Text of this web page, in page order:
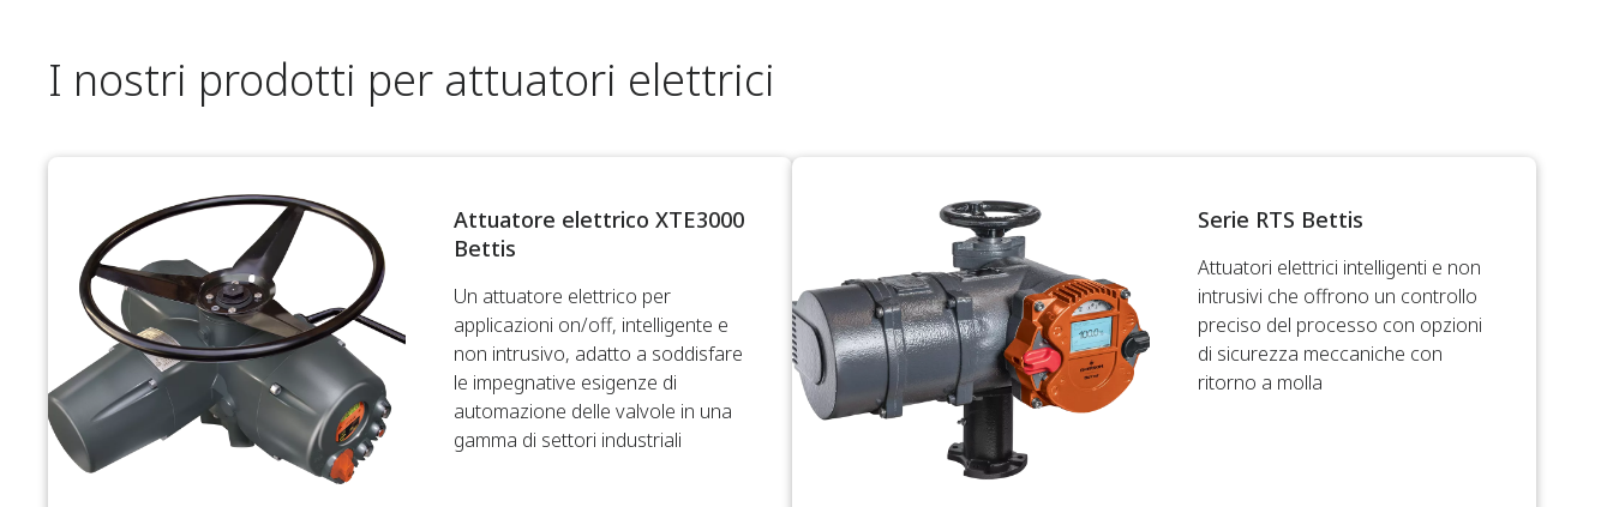
I nostri prodotti per attuatori elettrici
Attuatore elettrico XTE3000
Bettis
Un attuatore elettrico per
applicazioni on/off, intelligente e
non intrusivo, adatto a soddisfare
le impegnative esigenze di
automazione delle valvole in una
gamma di settori industriali
Serie RTS Bettis
Attuatori elettrici intelligenti e non
intrusivi che offrono un controllo
preciso del processo con opzioni
di sicurezza meccaniche con
ritorno a molla